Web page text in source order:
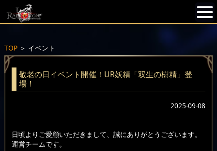
TOP＞ イベント
敬老の日イベント開催！UR妖精「双生の樹精」登
場！
2025-09-08
日頃よりご愛顧いただきまして、誠にありがとうございます。
運営チームです。